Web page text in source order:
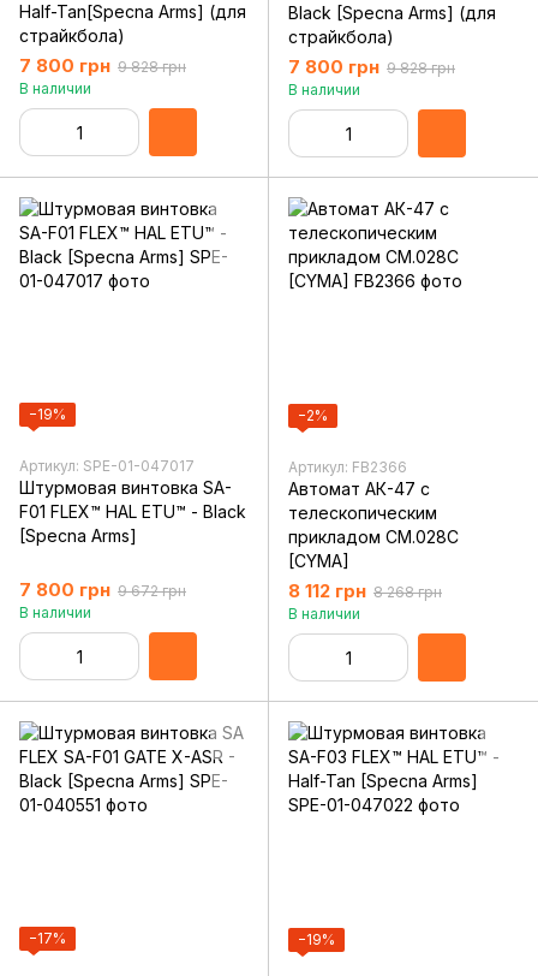
Half-Tan[Specna Arms] (для
страйкбола)
7 800 грн 9 828 грн
В наличии
Black [Specna Arms] (для
страйкбола)
7 800 грн 9 828 грн
В наличии
−19%
Артикул: SPE-01-047017
Штурмовая винтовка SA-
F01 FLEX™ HAL ETU™ - Black
[Specna Arms]
7 800 грн 9 672 грн
В наличии
−2%
Артикул: FB2366
Автомат АК-47 с
телескопическим
прикладом CM.028C
[CYMA]
8 112 грн 8 268 грн
В наличии
−17% −19%